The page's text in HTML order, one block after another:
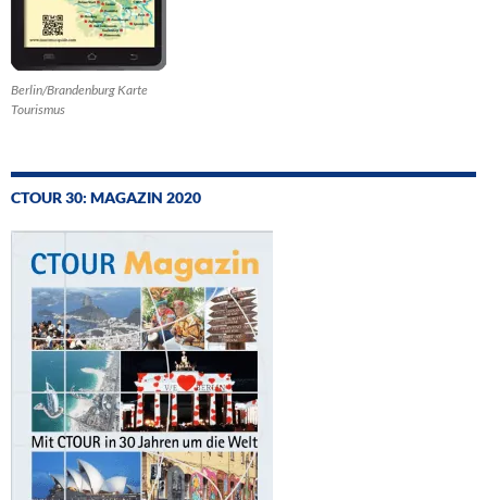
Berlin/Brandenburg Karte
Tourismus
CTOUR 30: MAGAZIN 2020